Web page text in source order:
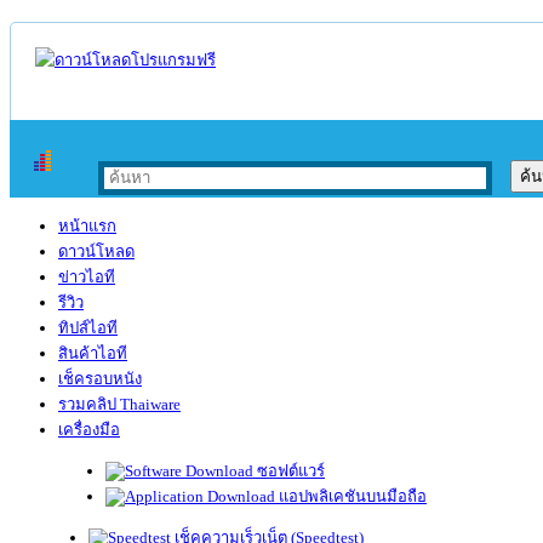
หน้าแรก
ดาวน์โหลด
ข่าวไอที
รีวิว
ทิปส์ไอที
สินค้าไอที
เช็ครอบหนัง
รวมคลิป Thaiware
เครื่องมือ
ซอฟต์แวร์
แอปพลิเคชันบนมือถือ
เช็คความเร็วเน็ต (Speedtest)